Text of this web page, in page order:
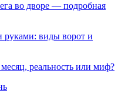
во дворе — подробная
руками: виды ворот и
реальность или миф?